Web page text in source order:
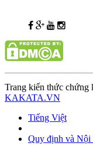
Trang kiến thức
KAKATA.VN
Tiếng Việt
Quy định và Nội